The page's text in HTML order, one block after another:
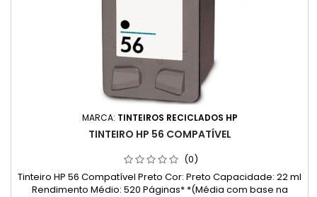
MARCA: TINTEIROS RECICLADOS HP
TINTEIRO HP 56 COMPATÍVEL
(0)
Tinteiro HP 56 Compatível Preto Cor: Preto Capacidade: 22 ml
Rendimento Médio: 520 Páginas* *(Média com base na